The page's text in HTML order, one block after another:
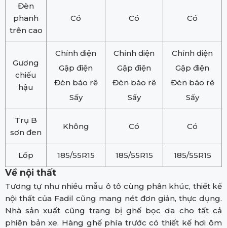
Đèn
phanh
trên cao
Có Có Có
Gương
chiếu
hậu
Chỉnh điện
Gập điện
Đèn báo rẽ
Sấy
Chỉnh điện
Gập điện
Đèn báo rẽ
Sấy
Chỉnh điện
Gập điện
Đèn báo rẽ
Sấy
Trụ B
sơn đen
Không Có Có
Lốp 185/55R15 185/55R15 185/55R15
Về nội thất
Tương tự như nhiều mẫu ô tô cùng phân khúc, thiết kế
nội thất của Fadil cũng mang nét đơn giản, thực dụng.
Nhà sản xuất cũng trang bị ghế bọc da cho tất cả
phiên bản xe. Hàng ghế phía trước có thiết kế hơi ôm